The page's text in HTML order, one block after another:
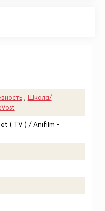
, Школа/
( TV ) / Anifilm -